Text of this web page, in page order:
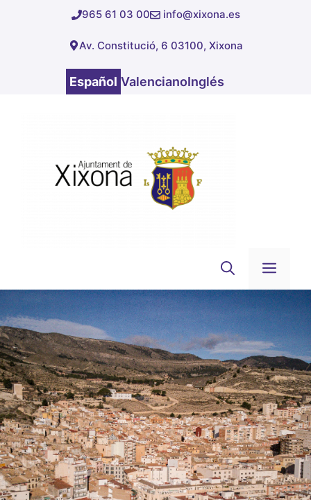
965 61 03 00 info@xixona.es
Av. Constitució, 6 03100, Xixona
Español ValencianoInglés